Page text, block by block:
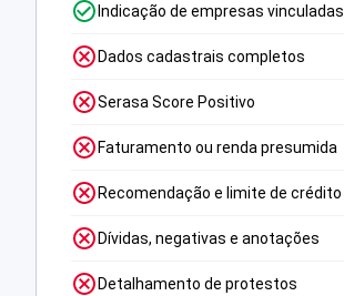
Indicação de empresas vinculadas
Dados cadastrais completos
Serasa Score Positivo
Faturamento ou renda presumida
Recomendação e limite de crédito
Dívidas, negativas e anotações
Detalhamento de protestos